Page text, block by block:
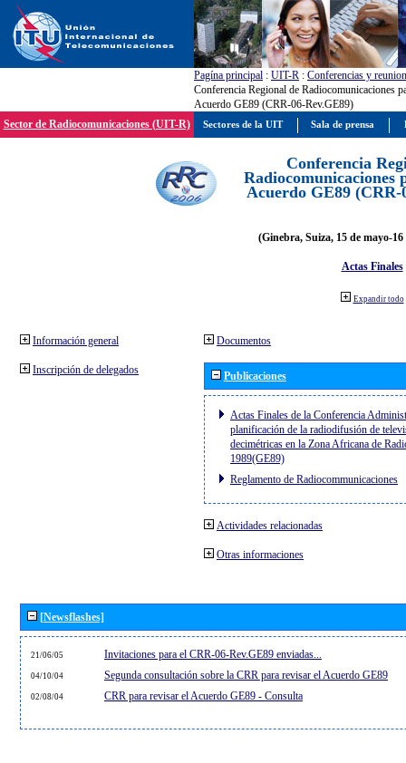
Pagína principal : UIT-R : Conferencias y
Conferencia Regional de Radiocomunicaciones
Acuerdo GE89 (CRR-06-Rev.GE89)
Sector de Radiocomunicaciones (UIT-R)
Conferencia
Radiocomunicaciones
Acuerdo GE89 (CRR-
(Ginebra, Suiza, 15 de mayo-
Actas Finales
Expandir todo
Información general
Inscripción de delegados
Documentos
Publicaciones
Actas Finales de la Conferencia
planificación de la radiodifusión de
decimétricas en la Zona Africana de
1989(GE89)
Reglamento de Radiocommunicaciones
Actividades relacionadas
Otras informaciones
[Newsflashes]
21/06/05 Invitaciones para el CRR-06-Rev.GE89 enviadas...
04/10/04 Segunda consultación sobre la CRR para revisar el Acuerdo GE89
02/08/04 CRR para revisar el Acuerdo GE89 - Consulta
Sectores de la UIT Sala de prensa